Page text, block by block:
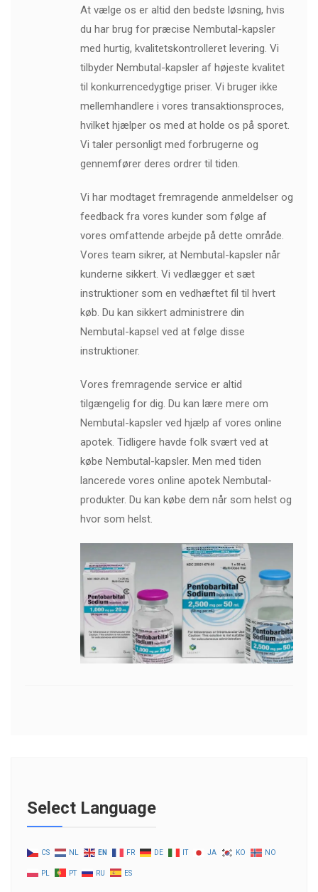
At vælge os er altid den bedste løsning, hvis
du har brug for præcise Nembutal-kapsler
med hurtig, kvalitetskontrolleret levering. Vi
tilbyder Nembutal-kapsler af højeste kvalitet
til konkurrencedygtige priser. Vi bruger ikke
mellemhandlere i vores transaktionsproces,
hvilket hjælper os med at holde os på sporet.
Vi taler personligt med forbrugerne og
gennemfører deres ordrer til tiden.
Vi har modtaget fremragende anmeldelser og
feedback fra vores kunder som følge af
vores omfattende arbejde på dette område.
Vores team sikrer, at Nembutal-kapsler når
kunderne sikkert. Vi vedlægger et sæt
instruktioner som en vedhæftet fil til hvert
køb. Du kan sikkert administrere din
Nembutal-kapsel ved at følge disse
instruktioner.
Vores fremragende service er altid
tilgængelig for dig. Du kan lære mere om
Nembutal-kapsler ved hjælp af vores online
apotek. Tidligere havde folk svært ved at
købe Nembutal-kapsler. Men med tiden
lancerede vores online apotek Nembutal-
produkter. Du kan købe dem når som helst og
hvor som helst.
Select Language
CS NL EN FR DE IT JA KO NO
PL PT RU ES